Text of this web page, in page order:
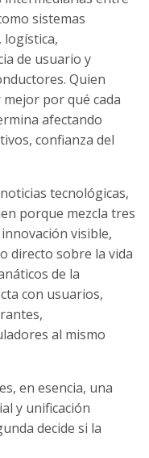
sistemas
logística,
de usuario y
Quien
por qué cada
afectando
confianza del
tecnológicas,
porque mezcla tres
visible,
directo sobre la vida
de la
con usuarios,
al mismo
en esencia, una
y unificación
decide si la